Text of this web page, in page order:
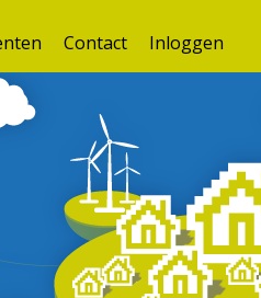
Contact Inloggen